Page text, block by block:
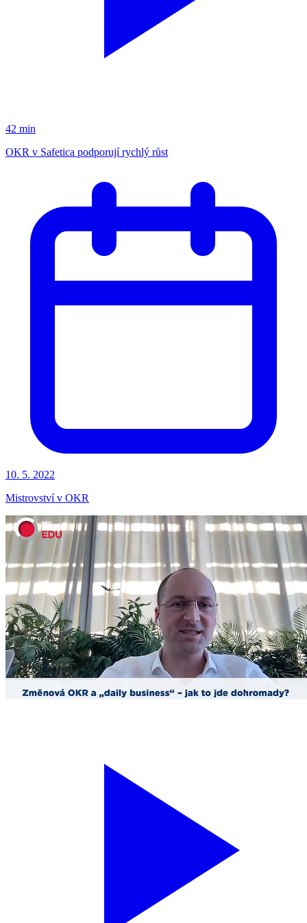
42 min
OKR v Safetica podporují rychlý růst
10. 5. 2022
Mistrovství v OKR